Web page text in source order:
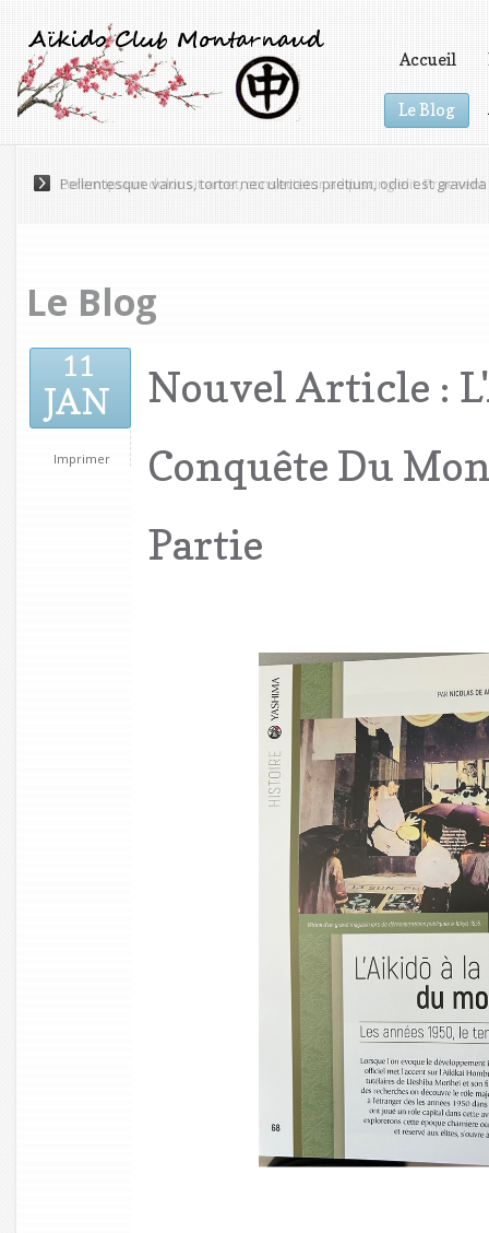
Accueil
Le Blog
Pellentesque varius, tortor nec ultricies pretium, odio est
Le Blog
11
JAN
Imprimer
Nouvel Article :
Conquête Du
Partie